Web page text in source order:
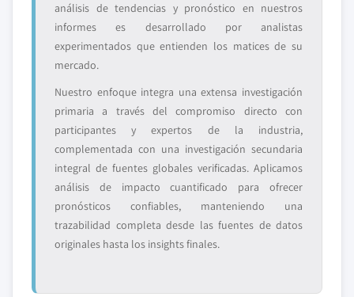
análisis de tendencias y pronóstico en nuestros
informes es desarrollado por analistas
experimentados que entienden los matices de su
mercado.
Nuestro enfoque integra una extensa investigación
primaria a través del compromiso directo con
participantes y expertos de la industria,
complementada con una investigación secundaria
integral de fuentes globales verificadas. Aplicamos
análisis de impacto cuantificado para ofrecer
pronósticos confiables, manteniendo una
trazabilidad completa desde las fuentes de datos
originales hasta los insights finales.